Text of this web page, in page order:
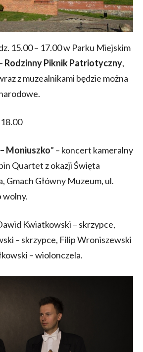
15.00 – 17.00 w Parku Miejskim
Rodzinny Piknik Patriotyczny,
z muzealnikami będzie można
Moniuszko” – koncert kameralny
Quartet z okazji Święta
Gmach Główny Muzeum, ul.
wolny.
Kwiatkowski – skrzypce,
– skrzypce, Filip Wroniszewski
– wiolonczela.